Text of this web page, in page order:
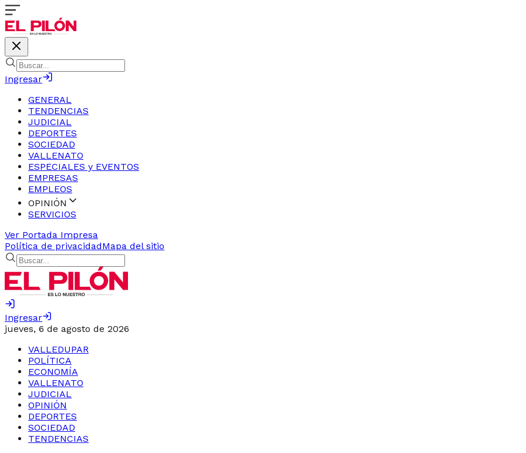
Ingresar
GENERAL
TENDENCIAS
JUDICIAL
DEPORTES
SOCIEDAD
VALLENATO
ESPECIALES y EVENTOS
EMPRESAS
EMPLEOS
OPINIÓN
SERVICIOS
Ver Portada Impresa
Política de privacidadMapa del sitio
Ingresar
jueves, 6 de agosto de 2026
VALLEDUPAR
POLÍTICA
ECONOMÍA
VALLENATO
JUDICIAL
OPINIÓN
DEPORTES
SOCIEDAD
TENDENCIAS